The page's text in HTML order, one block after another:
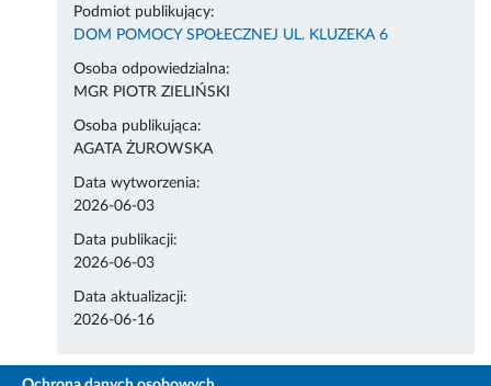
Podmiot publikujący:
DOM POMOCY SPOŁECZNEJ UL. KLUZEKA 6
Osoba odpowiedzialna:
MGR PIOTR ZIELIŃSKI
Osoba publikująca:
AGATA ŻUROWSKA
Data wytworzenia:
2026-06-03
Data publikacji:
2026-06-03
Data aktualizacji:
2026-06-16